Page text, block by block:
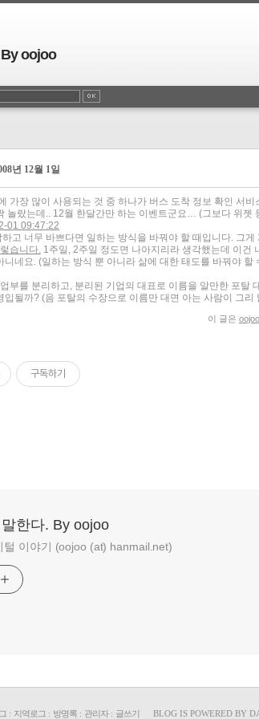
oojoo
년 12월 1일
가장 많이 사용되는 것 중 하나가 버스 도착 정보 확인 서비
놀랐는데.. 12월 한달간만 하는 이벤트군요… (그보다 위젯
01 09:47:22
고 너무 바쁘다면 일하는 방식을 바꿔야 할 때입니다. 그
습니다. 1주일, 2주일 정도면 나아지리라 생각했는데 이건
니네요. (일하는 방식 뿐 아니라 삶에 대한 태도를 바꿔야 할
부를 분리하고, 분리된 기업의 대표로 이름을 알만한 포탈
입될까? (음 포탈의 수장으로 이름만 대면 아는 사람이 그리
이 글은 oojoo
구독하기
한다. By oojoo
털 이야기 (oojoo (at) hanmail.net)
: 지역로그 : 방명록 : 관리자: 글쓰기 BLOG IS POWERED BY